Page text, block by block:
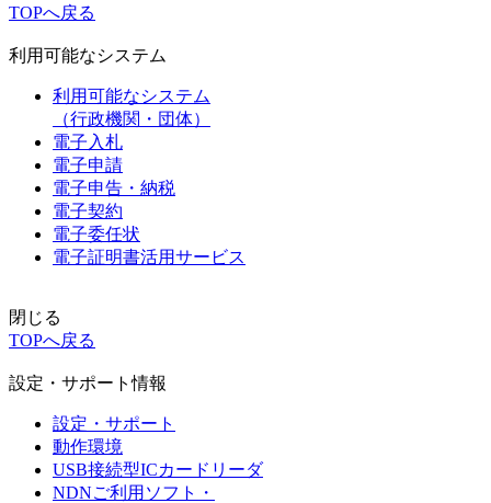
TOPへ戻る
利用可能なシステム
利用可能なシステム
（行政機関・団体）
電子入札
電子申請
電子申告・納税
電子契約
電子委任状
電子証明書活用サービス
閉じる
TOPへ戻る
設定・サポート情報
設定・サポート
動作環境
USB接続型ICカードリーダ
NDNご利用ソフト・